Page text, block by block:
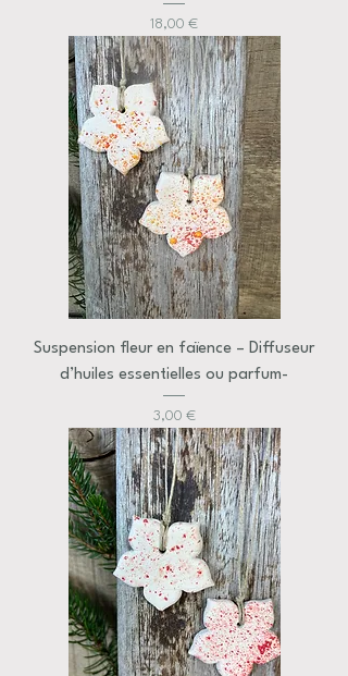
Prix
18,00 €
Suspension fleur en faïence – Diffuseur
d’huiles essentielles ou parfum-
Prix
3,00 €